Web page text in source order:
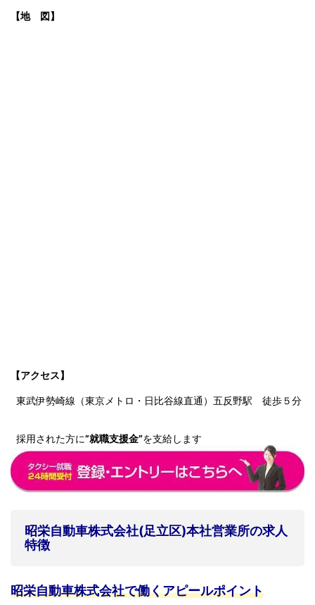
【地 図】
【アクセス】
東武伊勢崎線（東京メトロ・日比谷線直通）五反野駅 徒歩５分
採用された方に”就職支援金”を支給します
昭栄自動車株式会社(足立区)本社営業所の求人
特徴
昭栄自動車株式会社で働くアピールポイント